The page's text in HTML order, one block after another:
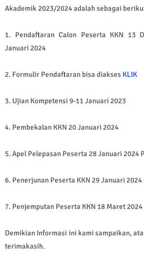
Akademik 2023/2024 adalah sebagai
1. Pendaftaran Calon Peserta KKN 13
Januari 2024
2. Formulir Pendaftaran bisa diakses KLIK
3. Ujian Kompetensi 9-11 Januari 2023
4. Pembekalan KKN 20 Januari 2024
5. Apel Pelepasan Peserta 28 Januari 2024
6. Penerjunan Peserta KKN 29 Januari 2024
7. Penjemputan Peserta KKN 18 Maret
Demikian Informasi ini kami sampaikan,
terimakasih.